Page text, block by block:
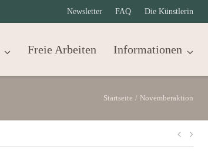
Newsletter FAQ Die Künstlerin
Freie Arbeiten Informationen
Startseite / Novemberaktion